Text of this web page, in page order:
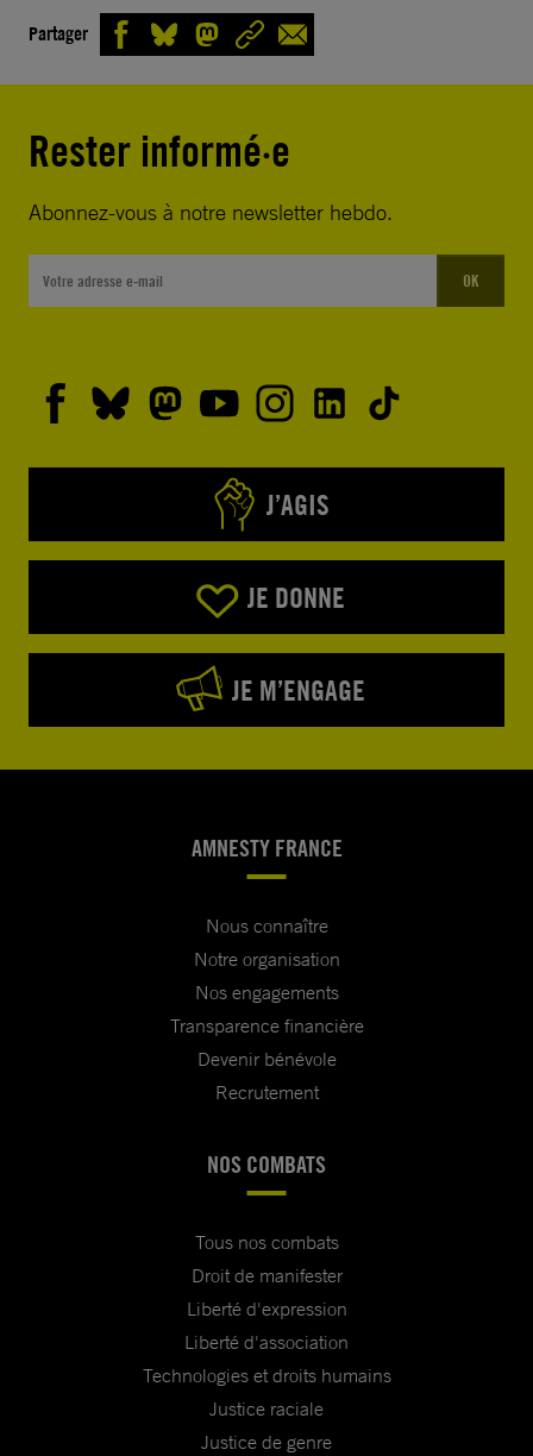
Partager
Rester informé·e
Abonnez-vous à notre newsletter hebdo.
OK
J’AGIS
JE DONNE
JE M’ENGAGE
AMNESTY FRANCE
Nous connaître
Notre organisation
Nos engagements
Transparence financière
Devenir bénévole
Recrutement
NOS COMBATS
Tous nos combats
Droit de manifester
Liberté d'expression
Liberté d'association
Technologies et droits humains
Justice raciale
Justice de genre